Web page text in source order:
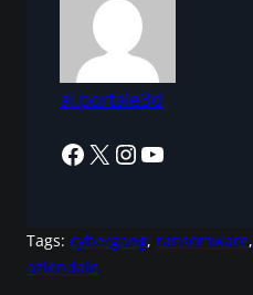
ai.portale3d
Facebook X InstagramYouTube
Tags: cybergang, ransomware,
aziendale